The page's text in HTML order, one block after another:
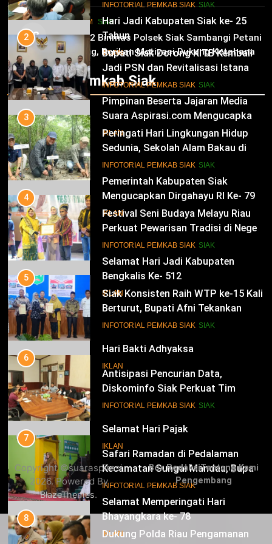
11
Hari Jadi Kabupaten Siak ke- 25
Tahun
IKLAN
12
Pimpinan Beserta Jajaran Media
Suara Aspirasi.com Mengucapkan
Selamat HUT RI Ke-79
IKLAN
13
Pemerintah Kabupaten Siak
Mengucapkan Dirgahayu RI Ke- 79
IKLAN
14
Selamat Hari Jadi Kabupaten
Bengkalis Ke- 512
IKLAN
15
Hari Bakti Adhyaksa
IKLAN
16
Selamat Hari Pajak
IKLAN
17
Selamat Memperingati Hari
Bhayangkara ke- 78
IKLAN
Tinjau Tanaman Jagung Waga
03
HUKRIM SIAK
Panit 2 Binmas Polsek Siak Sambangi Petani
Jagung, Berikan Motivasi Dukung Ketahanan
Pangan Nasional
Infotorial Pemkab Siak
INFOTORIAL PEMKAB SIAK SIAK
2
Bupati Siak Dorong KITB Kembali
Jadi PSN dan Revitalisasi Istana
Kesultanan Siak
INFOTORIAL PEMKAB SIAK SIAK
3
Peringati Hari Lingkungan Hidup
Sedunia, Sekolah Alam Bakau di
Siak Cetak Generasi Penjaga
Pesisir
INFOTORIAL PEMKAB SIAK SIAK
4
Festival Seni Budaya Melayu Riau
Perkuat Pewarisan Tradisi di Negeri
Istana
INFOTORIAL PEMKAB SIAK SIAK
5
Siak Konsisten Raih WTP ke-15 Kali
Berturut, Bupati Afni Tekankan
Penguatan Tata Kelola Keuangan
INFOTORIAL PEMKAB SIAK SIAK
6
Antisipasi Pencurian Data,
Diskominfo Siak Perkuat Tim
Tanggap Insiden Siber Mendukung
INFOTORIAL PEMKAB SIAK SIAK
7
Safari Ramadan di Pedalaman
Kecamatan Sungai Mandau, Bupati
Siak Jemput Aspirasi Warga
INFOTORIAL PEMKAB SIAK
8
Dukung Polda Riau Pengamanan
Copyright ©suaraspirasi
2026. Powered By
BlazeThemes.
Box RedaksiTentang Kami
Pengembang